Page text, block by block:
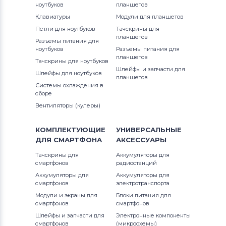
Аккумуляторы для ноутбуков
Thunderobot
Аккумуляторы для ноутбуков
Lenovo
Аккумуляторы для ноутбуков
Gateway
Аккумуляторы для ноутбуков
Аккумуляторы для ноутбуков
Advent
Аккумуляторы для ноутбуковHP
Аккумуляторы для ноутбуковMSI
Аккумуляторы для ноутбуков
G3 Series
G5 Series
G7
Inspiron
Inspiron 11
Inspiron 11z
Inspiron 13
Inspiron 14
Inspiron 14R
Inspiron 14V
13R (N3010)
13z (1370)
14 7467
1400
ноутбуков
Клавиатуры
Петли для ноутбуков
Разъемы питания для
ноутбуков
Тачскрины для ноутбуков
Шлейфы для ноутбуков
Системы охлаждения в
сборе
Вентиляторы (кулеры)
планшетов
Модули для планшетов
Тачскрины для
планшетов
Разъемы питания для
планшетов
Шлейфы и запчасти для
планшетов
КОМПЛЕКТУЮЩИЕ
ДЛЯ СМАРТФОНА
Тачскрины для
смартфонов
Аккумуляторы для
смартфонов
Модули и экраны для
смартфонов
Шлейфы и запчасти для
смартфонов
УНИВЕРСАЛЬНЫЕ
АКСЕССУАРЫ
Аккумуляторы для
радиостанций
Аккумуляторы для
электротранспорта
Блоки питания для
смартфонов
Электронные компоненты
(микросхемы)